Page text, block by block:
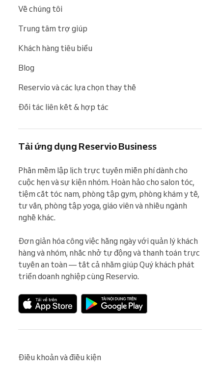
Về chúng tôi
Trung tâm trợ giúp
Khách hàng tiêu biểu
Blog
Reservio và các lựa chọn thay thế
Đối tác liên kết & hợp tác
Tải ứng dụng Reservio Business
Phần mềm lập lịch trực tuyến miễn phí dành cho
cuộc hẹn và sự kiện nhóm. Hoàn hảo cho salon tóc,
tiệm cắt tóc nam, phòng tập gym, phòng khám y tế,
tư vấn, phòng tập yoga, giáo viên và nhiều ngành
nghề khác.
Đơn giản hóa công việc hằng ngày với quản lý khách
hàng và nhóm, nhắc nhở tự động và thanh toán trực
tuyến an toàn — tất cả nhằm giúp Quý khách phát
triển doanh nghiệp cùng Reservio.
Điều khoản và điều kiện